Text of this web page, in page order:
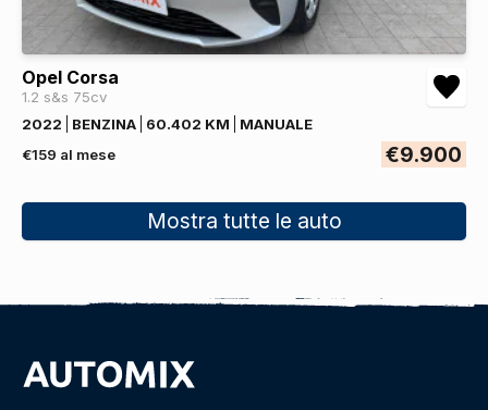
Opel Corsa
1.2 s&s 75cv
2022
BENZINA 60.402 KM
MANUALE
€159 al mese
€9.900
Mostra tutte le auto